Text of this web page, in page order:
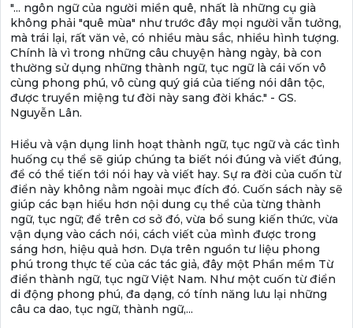
"... ngôn ngữ của người miền quê, nhất là những cụ già
không phải "quê mùa" như trước đây mọi người vẫn tưởng,
mà trái lại, rất văn vẻ, có nhiều màu sắc, nhiều hình tượng.
Chính là vì trong những câu chuyện hàng ngày, bà con
thường sử dụng những thành ngữ, tục ngữ là cái vốn vô
cùng phong phú, vô cùng quý giá của tiếng nói dân tộc,
được truyền miệng tư đời này sang đời khác." - GS.
Nguyễn Lân.
Hiểu và vận dụng linh hoạt thành ngữ, tục ngữ và các tình
huống cụ thể sẽ giúp chúng ta biết nói đúng và viết đúng,
để có thể tiến tới nói hay và viết hay. Sự ra đời của cuốn từ
điển này không nằm ngoài mục đích đó. Cuốn sách này sẽ
giúp các bạn hiểu hơn nội dung cụ thể của từng thành
ngữ, tục ngữ; để trên cơ sở đó, vừa bổ sung kiến thức, vừa
vận dụng vào cách nói, cách viết của mình được trong
sáng hơn, hiệu quả hơn. Dựa trên nguồn tư liệu phong
phú trong thực tế của các tác giả, đây một Phần mềm Từ
điển thành ngữ, tục ngữ Việt Nam. Như một cuốn từ điển
di động phong phú, đa dạng, có tính năng lưu lại những
câu ca dao, tục ngữ, thành ngữ,...